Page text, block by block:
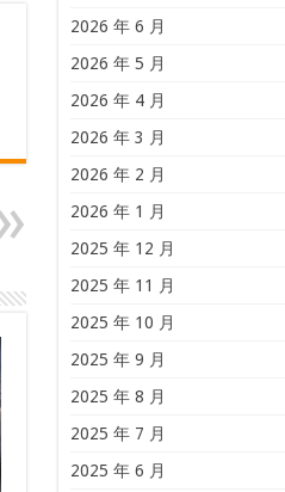
2026 年 6 月
2026 年 5 月
2026 年 4 月
2026 年 3 月
2026 年 2 月
2026 年 1 月
2025 年 12 月
2025 年 11 月
2025 年 10 月
2025 年 9 月
2025 年 8 月
2025 年 7 月
2025 年 6 月